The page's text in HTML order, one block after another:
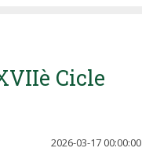
Cicle
2026-03-17 00:00:00